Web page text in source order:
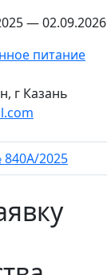
— 02.09.2026
питание
г Казань
840А/2025